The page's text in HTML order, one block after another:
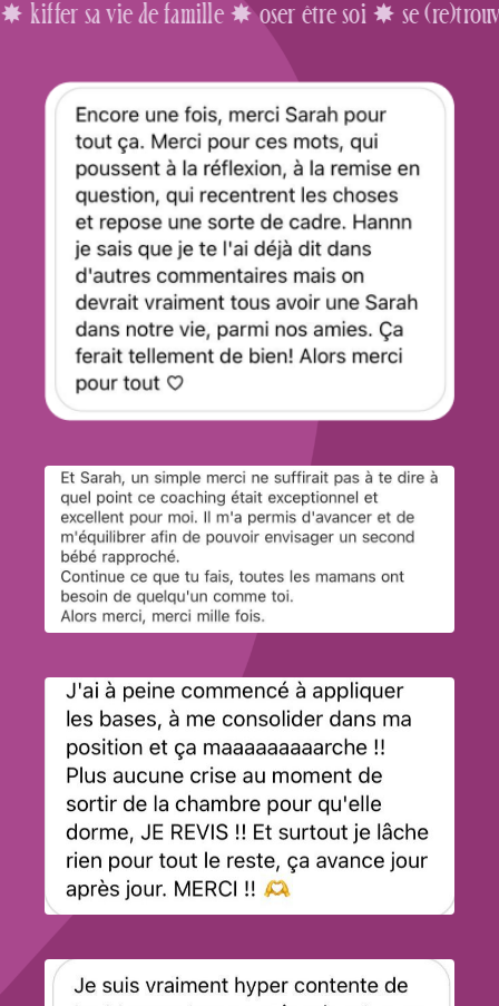
✸ oser être soi ✸ se (re)trouver ✸ kiffer